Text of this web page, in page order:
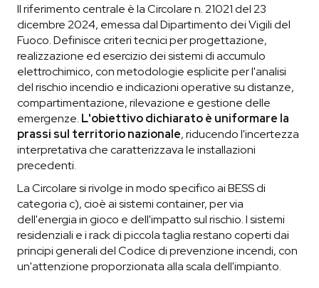
Il riferimento centrale è la Circolare n. 21021 del 23
dicembre 2024, emessa dal Dipartimento dei Vigili del
Fuoco. Definisce criteri tecnici per progettazione,
realizzazione ed esercizio dei sistemi di accumulo
elettrochimico, con metodologie esplicite per l'analisi
del rischio incendio e indicazioni operative su distanze,
compartimentazione, rilevazione e gestione delle
emergenze. L'obiettivo dichiarato è uniformare la
prassi sul territorio nazionale, riducendo l'incertezza
interpretativa che caratterizzava le installazioni
precedenti.
La Circolare si rivolge in modo specifico ai BESS di
categoria c), cioè ai sistemi container, per via
dell'energia in gioco e dell'impatto sul rischio. I sistemi
residenziali e i rack di piccola taglia restano coperti dai
principi generali del Codice di prevenzione incendi, con
un'attenzione proporzionata alla scala dell'impianto.